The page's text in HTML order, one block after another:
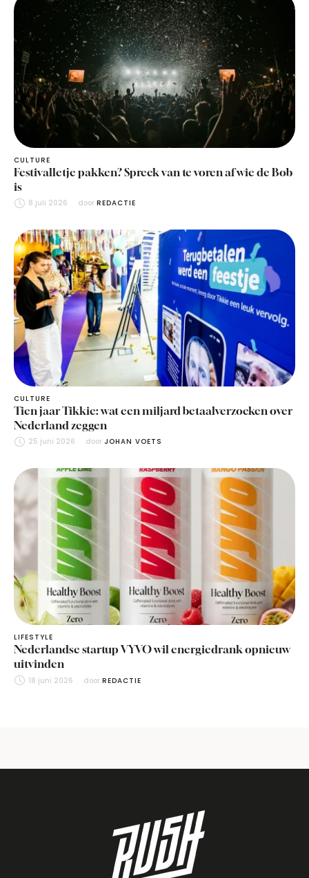
CULTURE
Festivalletje pakken? Spreek van te voren af wie de Bob
is
8 juli 2026 door REDACTIE
CULTURE
Tien jaar Tikkie: wat een miljard betaalverzoeken over
Nederland zeggen
25 juni 2026 door JOHAN VOETS
LIFESTYLE
Nederlandse startup VYVO wil energiedrank opnieuw
uitvinden
18 juni 2026 door REDACTIE